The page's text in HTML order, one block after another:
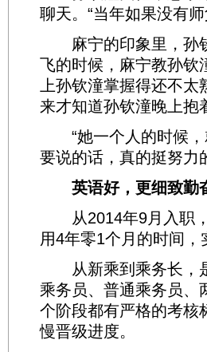
聊天。“当年如果没有
麻宁的印象里，孙钦
飞的时候，麻宁教孙钦
上孙钦潼掌握得还不
来才知道孙钦潼晚上抱
“她一个人的时候，
要说的话，真的挺努力
英语好，更细致勤
从2014年9月入职，
用4年零1个月的时间
从新乘到乘务长，是
乘务员、普通乘务员、
个阶段都有严格的考核
慢晋级进度。